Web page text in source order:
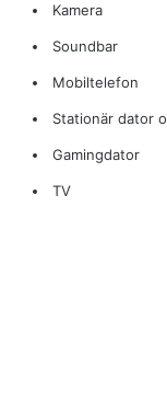
Kamera
Soundbar
Mobiltelefon
Stationär dator
Gamingdator
TV